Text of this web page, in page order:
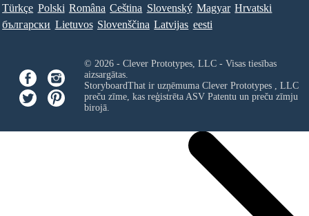
Türkçe Polski Româna Ceština Slovenský Magyar Hrvatski
български Lietuvos Slovenščina Latvijas eesti
© 2026 - Clever Prototypes, LLC - Visas tiesības
aizsargātas.
StoryboardThat ir uzņēmuma Clever Prototypes , LLC
preču zīme, kas reģistrēta ASV Patentu un preču zīmju
birojā.